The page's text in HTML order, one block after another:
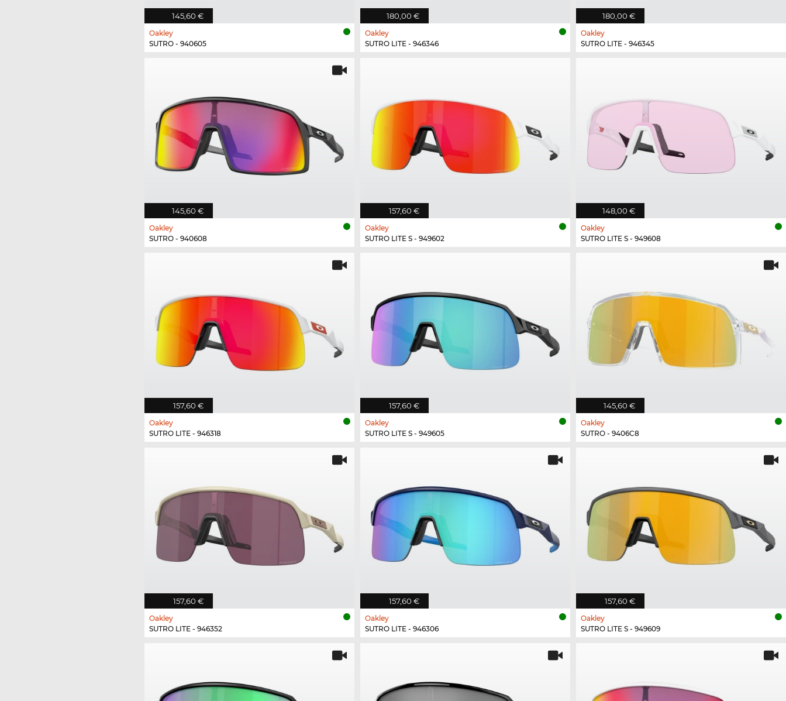
145,60 €
Oakley
SUTRO - 940605
180,00 €
Oakley
SUTRO LITE - 946346
180,00 €
Oakley
SUTRO LITE - 946345
145,60 €
Oakley
SUTRO - 940608
157,60 €
Oakley
SUTRO LITE S - 949602
148,00 €
Oakley
SUTRO LITE S - 949608
157,60 €
Oakley
SUTRO LITE - 946318
157,60 €
Oakley
SUTRO LITE S - 949605
145,60 €
Oakley
SUTRO - 9406C8
157,60 €
Oakley
SUTRO LITE - 946352
157,60 €
Oakley
SUTRO LITE - 946306
157,60 €
Oakley
SUTRO LITE S - 949609